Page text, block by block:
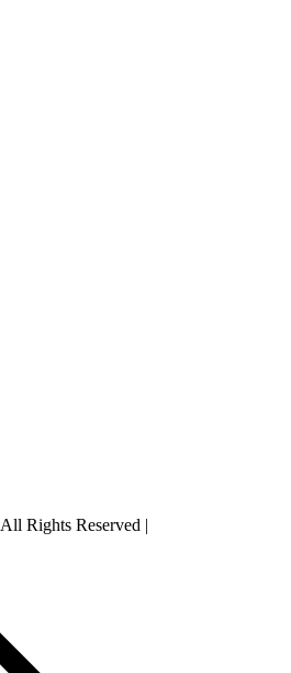
All Rights Reserved |